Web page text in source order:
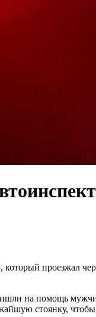
проезжал
на помощь
стоянку,